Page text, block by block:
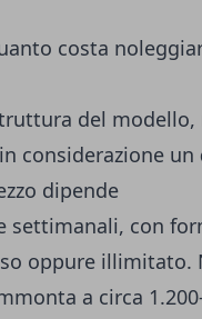
costa
del modello,
considerazione un
dipende
settimanali, con
oppure illimitato.
a circa